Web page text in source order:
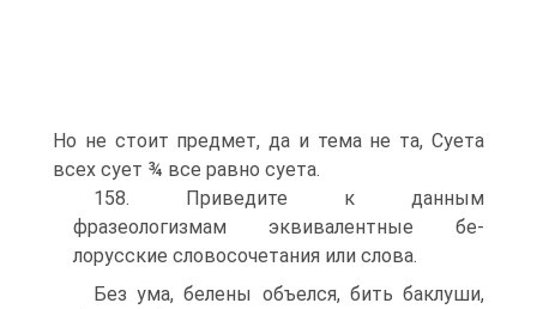
Но не стоит предмет, да и тема не та, Суета
всех сует ¾ все равно суета.
158. Приведите к данным
фразеологизмам эквивалентные бе­
лорусские словосочетания или слова.
Без ума, белены объелся, бить баклуши,